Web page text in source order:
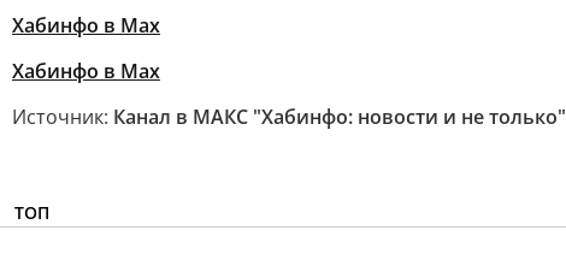
Хабинфо в Мах
Хабинфо в Мах
Источник: Канал в МАКС "Хабинфо: новости и не только"
ТОП